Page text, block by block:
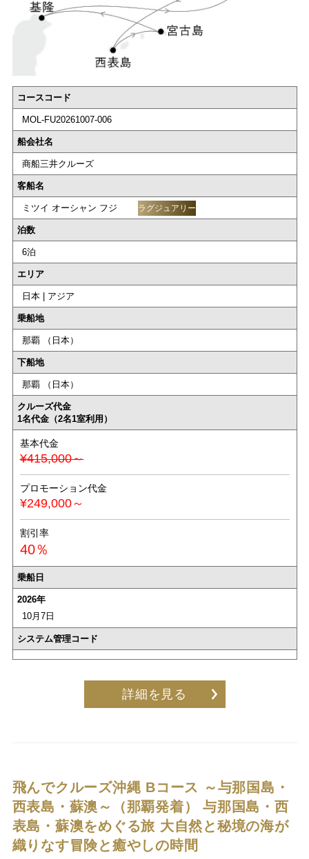
コースコード
MOL-FU20261007-006
船会社名
商船三井クルーズ
客船名
ミツイ オーシャン フジ ラグジュアリー
泊数
6泊
エリア
日本 | アジア
乗船地
那覇 （日本）
下船地
那覇 （日本）
クルーズ代金
1名代金（2名1室利用）
基本代金
¥415,000～
プロモーション代金
¥249,000～
割引率
40％
乗船日
2026年
10月7日
システム管理コード
詳細を見る
飛んでクルーズ沖縄 Bコース ～与那国島・
西表島・蘇澳～（那覇発着） 与那国島・西
表島・蘇澳をめぐる旅 大自然と秘境の海が
織りなす冒険と癒やしの時間